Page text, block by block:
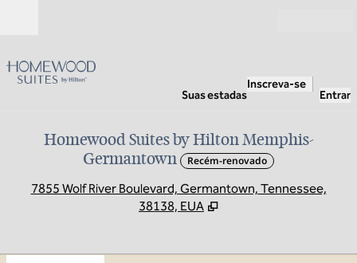
Suas estadas
Inscreva-se
Entrar
Homewood Suites by Hilton Memphis-
Germantown
Recém-renovado
7855 Wolf River Boulevard, Germantown, Tennessee,
38138, EUA